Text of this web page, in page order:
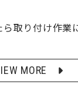
取り付け作業
MORE